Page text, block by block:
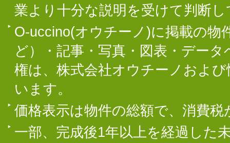
業より十分な説明を受けて判断
O-uccino(オウチーノ)に掲載の物
ど）・記事・写真・図表・デー
権は、株式会社オウチーノおよ
います。
価格表示は物件の総額で、消費
一部、完成後1年以上を経過した